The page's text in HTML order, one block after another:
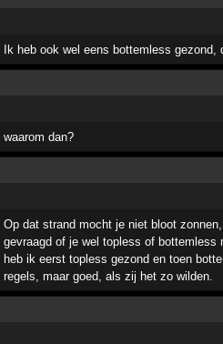
Ik heb ook wel eens bottemless gezond,
waarom dan?
Op dat strand mocht je niet bloot
gevraagd of je wel topless of bottemless
heb ik eerst topless gezond en toen
regels, maar goed, als zij het zo wilden.